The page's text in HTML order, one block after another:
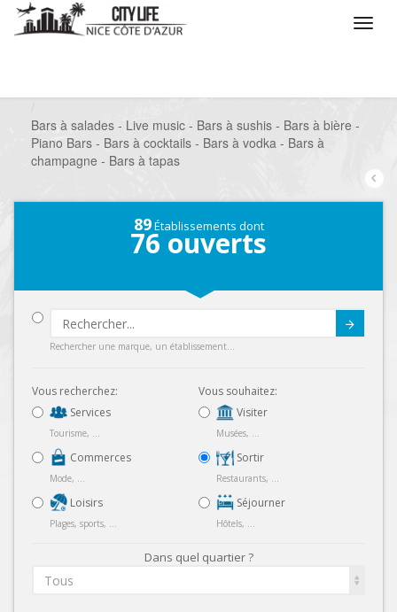
Bars à salades - Live music - Bars à sushis - Bars à bière -
Piano Bars - Bars à cocktails - Bars à vodka - Bars à
champagne - Bars à tapas
89Établissements dont
76 ouverts
Rechercher une marque, un établissement...
Vous recherchez:
Services
Tourisme, ...
Commerces
Mode, ...
Loisirs
Plages, sports, ...
Vous souhaitez:
Visiter
Musées, ...
Sortir
Restaurants, ...
Séjourner
Hôtels, ...
Dans quel quartier ?
Tous